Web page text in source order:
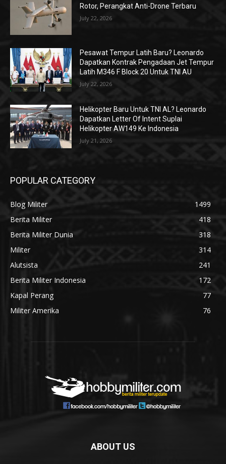
Rotor, Perangkat Anti-Drone Terbaru
July 22, 2026
Pesawat Tempur Latih Baru? Leonardo
Dapatkan Kontrak Pengadaan Jet Tempur
Latih M346 F Block 20 Untuk TNI AU
July 22, 2026
Helikopter Baru Untuk TNI AL? Leonardo
Dapatkan Letter Of Intent Suplai
Helikopter AW149 Ke Indonesia
July 21, 2026
POPULAR CATEGORY
Blog Militer
1499
Berita Militer
418
Berita Militer Dunia
318
Militer
314
Alutsista
241
Berita Militer Indonesia
172
Kapal Perang
77
Militer Amerika
76
ABOUT US